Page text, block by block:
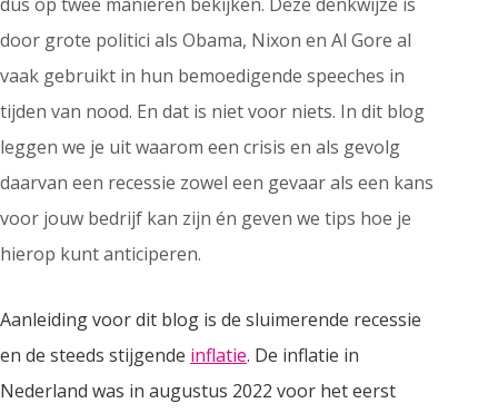
dus op twee manieren bekijken. Deze denkwijze is
door grote politici als Obama, Nixon en Al Gore al
vaak gebruikt in hun bemoedigende speeches in
tijden van nood. En dat is niet voor niets. In dit blog
leggen we je uit waarom een crisis en als gevolg
daarvan een recessie zowel een gevaar als een kans
voor jouw bedrijf kan zijn én geven we tips hoe je
hierop kunt anticiperen.
Aanleiding voor dit blog is de sluimerende recessie
en de steeds stijgende inflatie. De inflatie in
Nederland was in augustus 2022 voor het eerst